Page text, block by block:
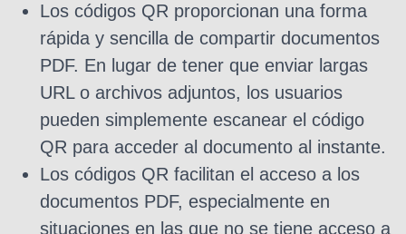
Los códigos QR proporcionan una forma
rápida y sencilla de compartir documentos
PDF. En lugar de tener que enviar largas
URL o archivos adjuntos, los usuarios
pueden simplemente escanear el código
QR para acceder al documento al instante.
Los códigos QR facilitan el acceso a los
documentos PDF, especialmente en
situaciones en las que no se tiene acceso a